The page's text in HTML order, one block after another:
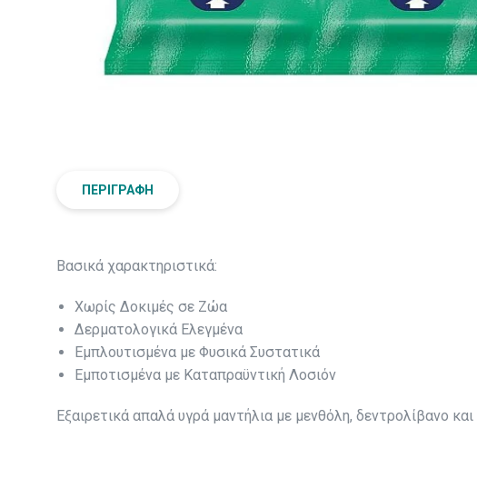
ΠΕΡΙΓΡΑΦΉ
Βασικά χαρακτηριστικά:
Χωρίς Δοκιμές σε Ζώα
Δερματολογικά Ελεγμένα
Εμπλουτισμένα με Φυσικά Συστατικά
Εμποτισμένα με Καταπραϋντική Λοσιόν
Εξαιρετικά απαλά υγρά μαντήλια με μενθόλη, δεντρολίβανο